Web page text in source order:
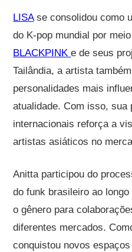
LISAse consolidou como
do K-pop mundial por
BLACKPINKe de seus
Tailândia, a artista
personalidades mais
atualidade. Com isso, sua
internacionais reforça a
artistas asiáticos no
Anitta participou do
do funk brasileiro ao
o gênero para
diferentes mercados.
conquistou novos